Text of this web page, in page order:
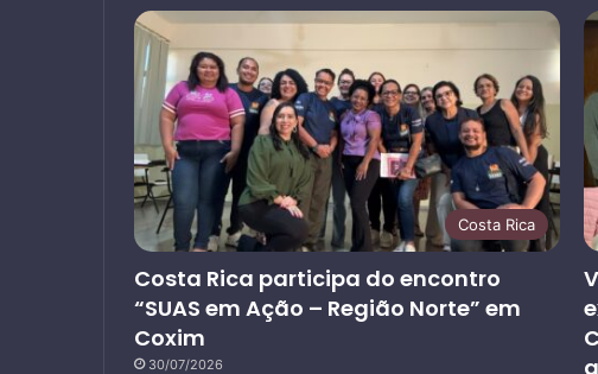
Costa Rica
Costa Rica participa do encontro
“SUAS em Ação – Região Norte” em
Coxim
30/07/2026